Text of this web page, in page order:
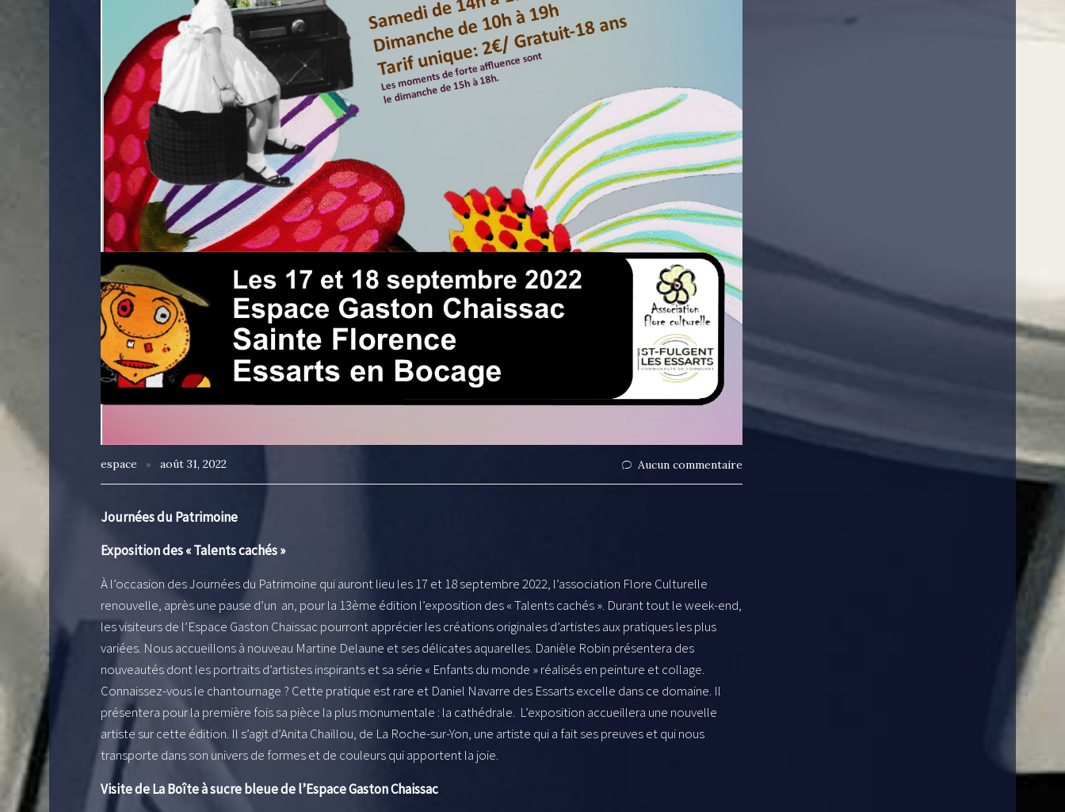
espace août 31, 2022 Aucun commentaire
Journées du Patrimoine
Exposition des « Talents cachés »
À l’occasion des Journées du Patrimoine qui auront lieu les 17 et 18 septembre 2022, l’association Flore Culturelle
renouvelle, après une pause d’un an, pour la 13ème édition l’exposition des « Talents cachés ». Durant tout le week-end,
les visiteurs de l’Espace Gaston Chaissac pourront apprécier les créations originales d’artistes aux pratiques les plus
variées. Nous accueillons à nouveau Martine Delaune et ses délicates aquarelles. Danièle Robin présentera des
nouveautés dont les portraits d’artistes inspirants et sa série « Enfants du monde » réalisés en peinture et collage.
Connaissez-vous le chantournage ? Cette pratique est rare et Daniel Navarre des Essarts excelle dans ce domaine. Il
présentera pour la première fois sa pièce la plus monumentale : la cathédrale. L’exposition accueillera une nouvelle
artiste sur cette édition. Il s’agit d’Anita Chaillou, de La Roche-sur-Yon, une artiste qui a fait ses preuves et qui nous
transporte dans son univers de formes et de couleurs qui apportent la joie.
Visite de La Boîte à sucre bleue de l’Espace Gaston Chaissac